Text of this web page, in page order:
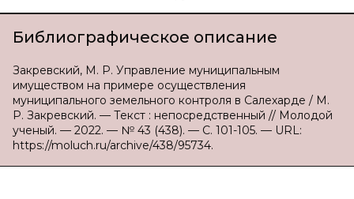
Библиографическое описание
Закревский, М. Р. Управление муниципальным
имуществом на примере осуществления
муниципального земельного контроля в Салехарде / М.
Р. Закревский. — Текст : непосредственный // Молодой
ученый. — 2022. — № 43 (438). — С. 101-105. — URL:
https://moluch.ru/archive/438/95734.